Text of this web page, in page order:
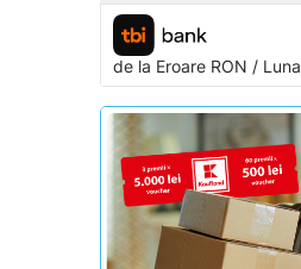
de la EroareRON / Luna